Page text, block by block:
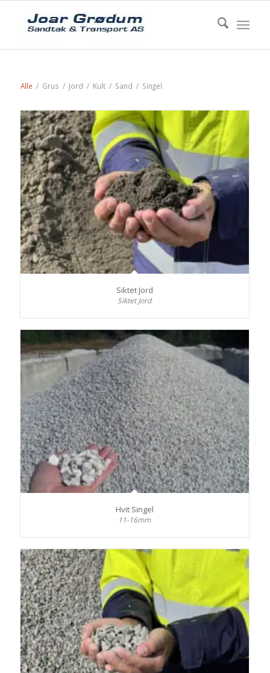
Alle / Grus / Jord / Kult / Sand / Singel
Siktet Jord
Siktet Jord
Hvit Singel
11-16mm